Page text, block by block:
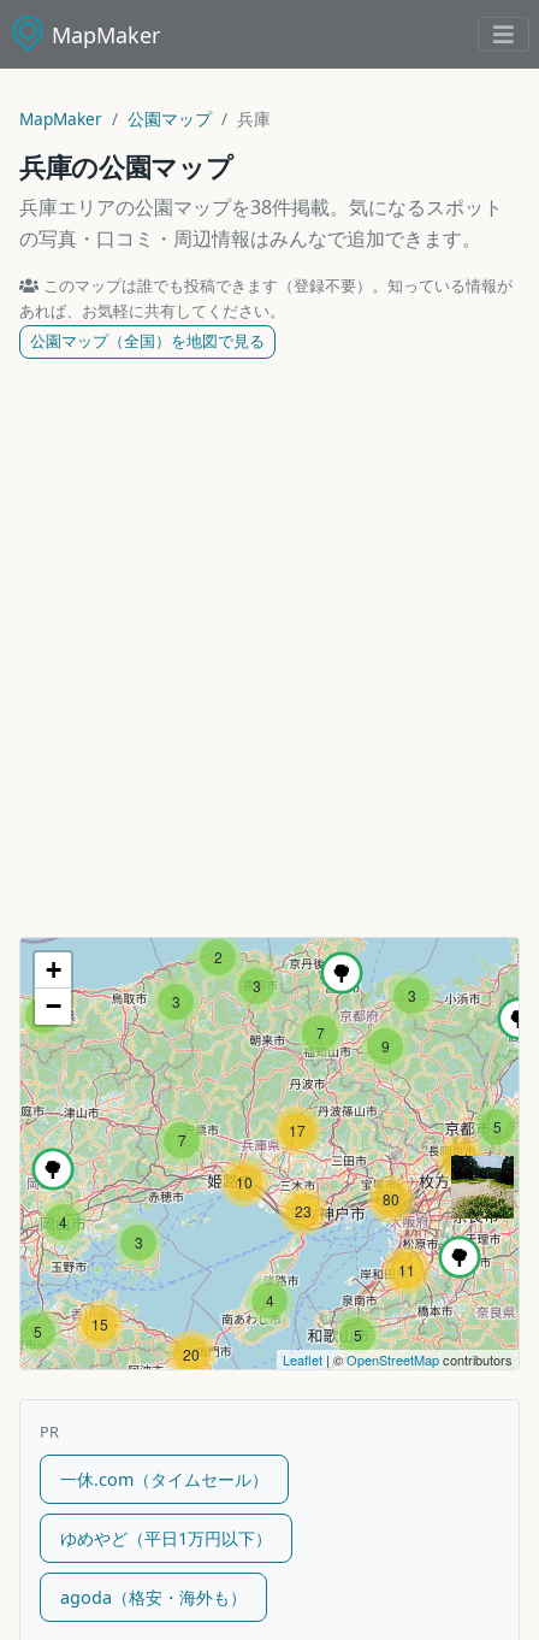
MapMaker
MapMaker 公園マップ 兵庫
兵庫の公園マップ
兵庫エリアの公園マップを38件掲載。気になるスポット
の写真・口コミ・周辺情報はみんなで追加できます。
このマップは誰でも投稿できます（登録不要）。知っている情報が
あれば、お気軽に共有してください。
公園マップ（全国）を地図で見る
2
2
3
5
3
4
4
15
20
5
3
7
10
17
5
3
9
7
11
23
24
80
+
−
Leaflet | ©OpenStreetMapcontributors
PR
一休.com（タイムセール）
ゆめやど（平日1万円以下）
agoda（格安・海外も）